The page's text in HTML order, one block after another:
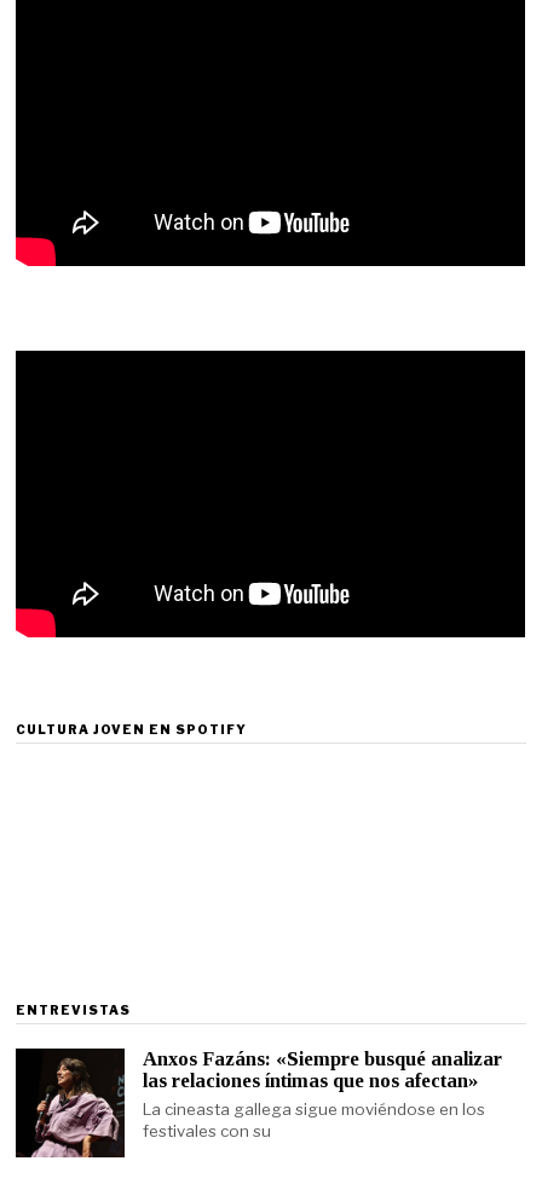
CULTURA JOVEN EN SPOTIFY
ENTREVISTAS
Anxos Fazáns: «Siempre busqué analizar
las relaciones íntimas que nos afectan»
La cineasta gallega sigue moviéndose en los
festivales con su